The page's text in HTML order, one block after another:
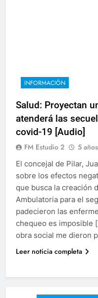
INFORMACIÓN
Salud: Proyectan
atenderá las
covid-19 [Audio]
FM Estudio 2 5
El concejal de Pilar,
sobre los efectos
que busca la creación
Ambulatoria para el
padecieron las
chequeo es imposible
obra social me dieron
Leer noticia completa